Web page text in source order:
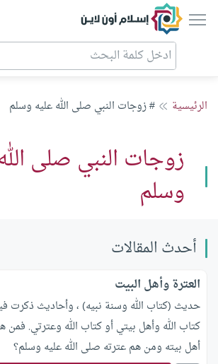
إسلام أون لاين
الرئيسية # زوجات النبي صلى الله عليه وسلم
زوجات النبي صلى
وسلم
أحدث المقالات
العترة وأهل البيت
حديث (كتاب الله وسنة نبيه) ، وأحاديث ذكرت
كتاب الله وأهل بيتي أو كتاب الله وعترتي. فمن
أهل بيته ومن هم عترته صلى الله عليه وسلم؟